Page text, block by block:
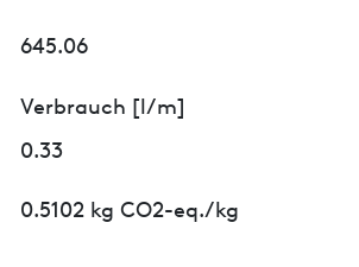
645.06
Verbrauch [l/m]
0.33
0.5102 kg CO2-eq./kg